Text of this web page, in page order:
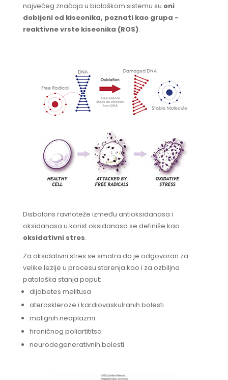
najvećeg značaja u biološkom sistemu su oni
dobijeni od kiseonika, poznati kao grupa -
reaktivne vrste kiseonika (ROS).
Disbalans ravnoteže između antioksidanasa i
oksidanasa u korist oksidanasa se definiše kao
oksidativni stres.
Za oksidativni stres se smatra da je odgovoran za
velike lezije u procesu starenja kao i za ozbiljna
patološka stanja poput:
dijabetes melitusa
ateroskleroze i kardiovaskulranih bolesti
malignih neoplazmi
hroničnog poliartititsa
neurodegenerativnih bolesti